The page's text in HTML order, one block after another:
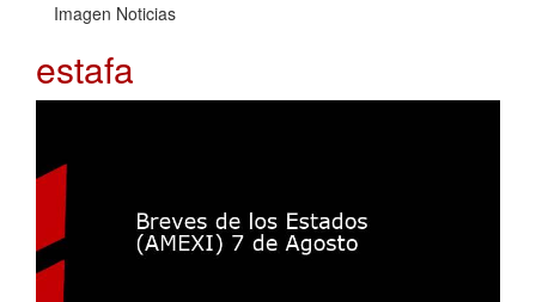
Imagen Noticias
estafa